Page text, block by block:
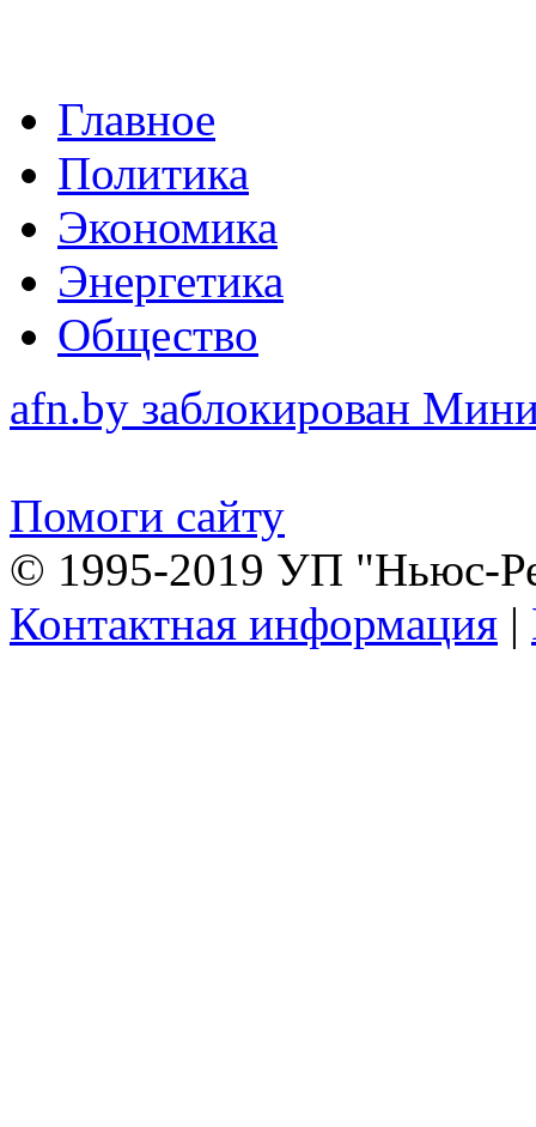
Главное
Политика
Экономика
Энергетика
Общество
afn.by заблокирован
Помоги сайту
© 1995-2019 УП "Ньюс-
Контактная информация |